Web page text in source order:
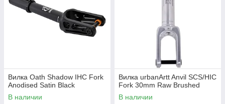
Вилка Oath Shadow IHC Fork
Anodised Satin Black
В наличии
Вилка urbanArtt Anvil SCS/HIC
Fork 30mm Raw Brushed
В наличии